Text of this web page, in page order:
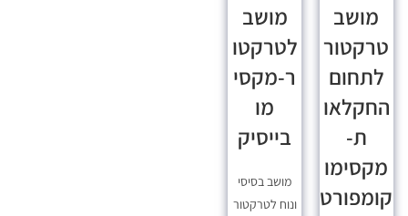
מושב
טרקטור
לתחום
החקלאו
ת-
מקסימו
קומפורט
מושב
לטרקטו
ר-מקסי
מו
בייסיק
מושב בסיסי
ונוח לטרקטור